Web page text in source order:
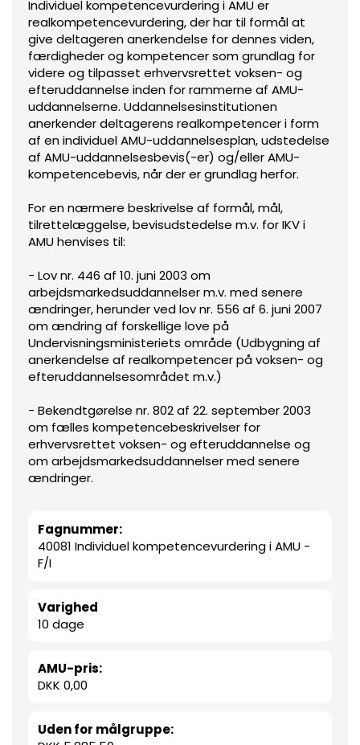
Individuel kompetencevurdering i AMU er
realkompetencevurdering, der har til formål at
give deltageren anerkendelse for dennes viden,
færdigheder og kompetencer som grundlag for
videre og tilpasset erhvervsrettet voksen- og
efteruddannelse inden for rammerne af AMU-
uddannelserne. Uddannelsesinstitutionen
anerkender deltagerens realkompetencer i form
af en individuel AMU-uddannelsesplan, udstedelse
af AMU-uddannelsesbevis(-er) og/eller AMU-
kompetencebevis, når der er grundlag herfor.
For en nærmere beskrivelse af formål, mål,
tilrettelæggelse, bevisudstedelse m.v. for IKV i
AMU henvises til:
- Lov nr. 446 af 10. juni 2003 om
arbejdsmarkedsuddannelser m.v. med senere
ændringer, herunder ved lov nr. 556 af 6. juni 2007
om ændring af forskellige love på
Undervisningsministeriets område (Udbygning af
anerkendelse af realkompetencer på voksen- og
efteruddannelsesområdet m.v.)
- Bekendtgørelse nr. 802 af 22. september 2003
om fælles kompetencebeskrivelser for
erhvervsrettet voksen- og efteruddannelse og
om arbejdsmarkedsuddannelser med senere
ændringer.
Fagnummer:
40081 Individuel kompetencevurdering i AMU -
F/I
Varighed
10 dage
AMU-pris:
DKK 0,00
Uden for målgruppe: